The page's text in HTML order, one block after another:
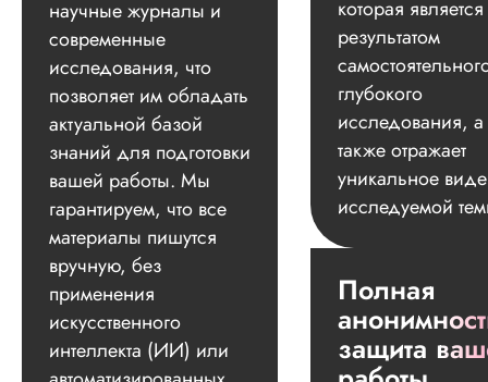
научные журналы и
современные
исследования, что
позволяет им обладать
актуальной базой
знаний для подготовки
вашей работы. Мы
гарантируем, что все
материалы пишутся
вручную, без
применения
искусственного
интеллекта (ИИ) или
которая является
результатом
глубокого
исследования, а
также отражает
уникальное
исследуемой
Полная
защита